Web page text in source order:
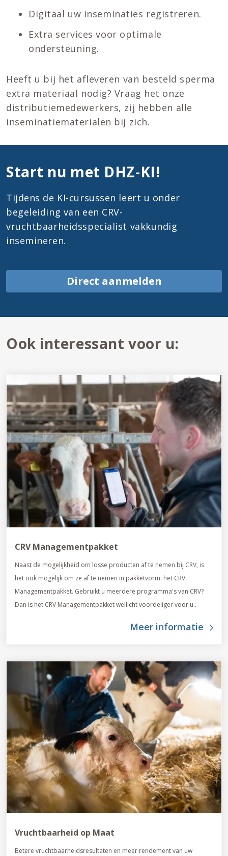
Digitaal uw inseminaties registreren.
Extra services voor optimale
ondersteuning.
Heeft u bij het afleveren van besteld sperma
extra materiaal nodig? Vraag het onze
distributiemedewerkers, zij hebben alle
inseminatiematerialen bij zich.
Start nu met DHZ-KI!
Tijdens de KI-cursussen leert u onder
begeleiding van een CRV-
vruchtbaarheidsspecialist vakkundig
insemineren.
Direct aanmelden
Ook interessant voor u:
CRV Managementpakket
Naast de mogelijkheid om losse producten af te nemen bij CRV, is
het ook mogelijk om ze af te nemen in pakketvorm: het CRV
Managementpakket. Gebruikt u meerdere programma's van CRV?
Dan is het CRV Managementpakket wellicht voordeliger voor u..
Meer informatie
Vruchtbaarheid op Maat
Betere vruchtbaarheidsresultaten en meer rendement van uw